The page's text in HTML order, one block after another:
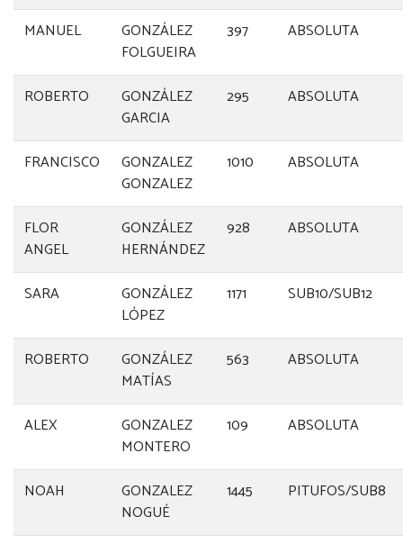
MANUEL
GONZÁLEZ
FOLGUEIRA
397 ABSOLUTA
ROBERTO
GONZÁLEZ
GARCIA
295 ABSOLUTA
FRANCISCO
GONZALEZ
GONZALEZ
1010 ABSOLUTA
FLOR
ANGEL
GONZÁLEZ
HERNÁNDEZ
928 ABSOLUTA
SARA
GONZÁLEZ
LÓPEZ
1171 SUB10/SUB12
ROBERTO
GONZÁLEZ
MATÍAS
563 ABSOLUTA
ALEX
GONZALEZ
MONTERO
109 ABSOLUTA
NOAH
GONZALEZ
NOGUÉ
1445 PITUFOS/SUB8